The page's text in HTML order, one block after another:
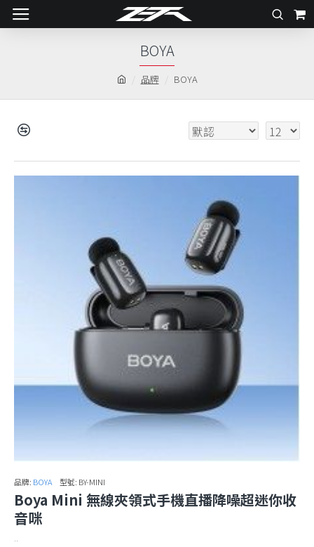
品牌 BOYA
BOYA
品牌: BOYA 型號: BY-MINI
Boya Mini 無線夾領式手機直播降噪超迷你收
音咪
..